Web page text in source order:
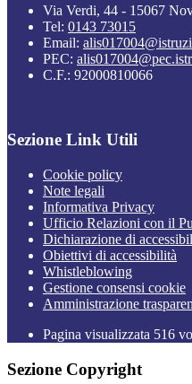
Via Verdi, 44 - 15067
Tel: 0143 73015
Email:
PEC:
C.F.: 92000810066
Sezione Link Utili
Cookie policy
Note legali
Informativa Privacy
Ufficio Relazioni con il
Dichiarazione di
Obiettivi di accessibilità
Whistleblowing
Gestione consensi cookie
Amministrazione
Pagina visualizzata 516
Sezione Copyright